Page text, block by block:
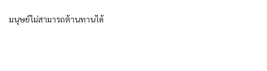
มนุษย์ไม่สามารถต้านทานได้